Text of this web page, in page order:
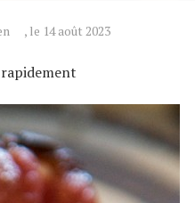
, le 14 août 2023